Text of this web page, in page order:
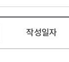
작성일자